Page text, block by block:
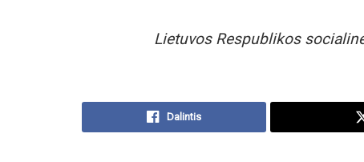
Lietuvos Respublikos
Dalintis